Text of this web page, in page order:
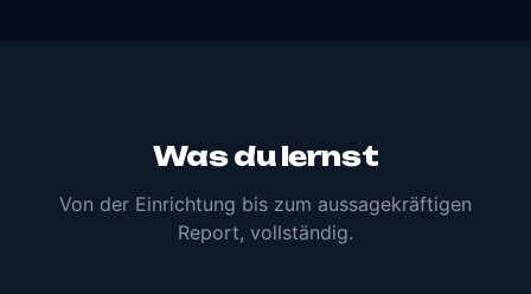
Was du lernst
Von der Einrichtung bis zum aussagekräftigen
Report, vollständig.